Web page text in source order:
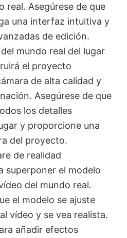
real. Asegúrese de que
una interfaz intuitiva y
de edición.
mundo real del lugar
el proyecto
de alta calidad y
Asegúrese de que
los detalles
y proporcione una
del proyecto.
de realidad
superponer el modelo
del mundo real.
el modelo se ajuste
vídeo y se vea realista.
añadir efectos